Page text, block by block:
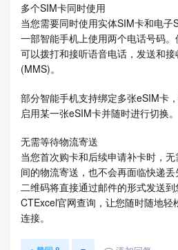
多个SIM卡同时使用
当您需要同时使用实体SIM卡和电
一部智能手机上使用两个电话号码
可以拨打和接听语音电话，发送和
(MMS)。
部分智能手机支持绑定多张eSIM卡
启用某一张eSIM卡并随时进行切换。
无需等待物流寄送
当您首次购卡和后续申请补卡时，
间的物流寄送，也不会再面临快递
二维码将直接通过邮件的形式发送
CTExcel官网查询，让您随时随地轻
连接。